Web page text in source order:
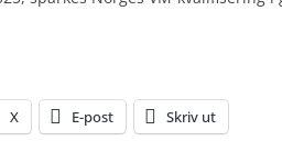
X E-post Skriv ut